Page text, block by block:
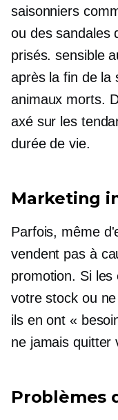
saisonniers
ou des sandales
prisés.sensible
après la fin de la
animaux morts.
axé sur les
durée de vie.
Marketing
Parfois, même
vendent pas à
promotion. Si les
votre stock ou
ils en ont «
ne jamais quitter
Problèmes